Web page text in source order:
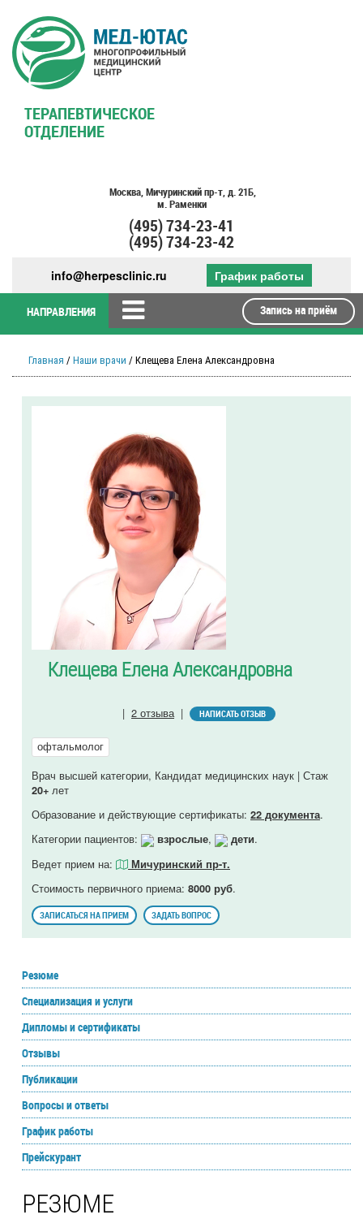
ТЕРАПЕВТИЧЕСКОЕ
ОТДЕЛЕНИЕ
Москва, Мичуринский пр-т, д. 21Б,
м. Раменки
(495)734-23-41
(495)734-23-42
info@herpesclinic.ru График работы
НАПРАВЛЕНИЯ Запись на приём
Главная / Наши врачи / Клещева Елена Александровна
Клещева Елена Александровна
| 2 отзыва | НАПИСАТЬ ОТЗЫВ
офтальмолог
Врач высшей категории, Кандидат медицинских наук | Стаж
20+ лет
Образование и действующие сертификаты: 22 документа.
Категории пациентов:
взрослые, дети.
Ведет прием на:
Мичуринский пр-т.
Стоимость первичного приема: 8000 руб.
ЗАПИСАТЬСЯ НА ПРИЕМ ЗАДАТЬ ВОПРОС
Резюме
Специализация и услуги
Дипломы и сертификаты
Отзывы
Публикации
Вопросы и ответы
График работы
Прейскурант
РЕЗЮМЕ